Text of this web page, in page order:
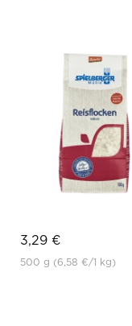
3,29 €
500 g (6,58 €/1 kg)